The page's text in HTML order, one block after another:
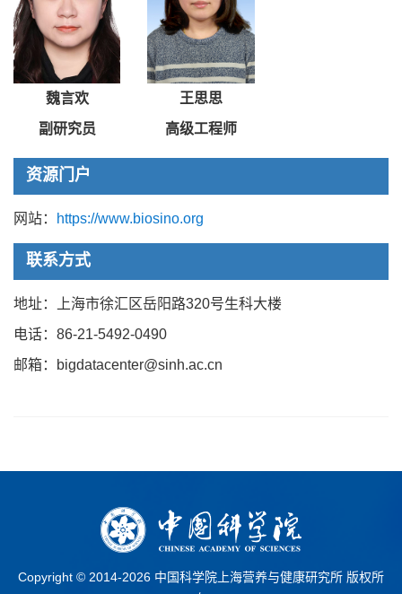
魏言欢
副研究员
王思思
高级工程师
资源门户
网站： https://www.biosino.org
联系方式
地址：上海市徐汇区岳阳路320号生科大楼
电话：86-21-5492-0490
邮箱：bigdatacenter@sinh.ac.cn
Copyright © 2014-2026 中国科学院上海营养与健康研究所 版权所